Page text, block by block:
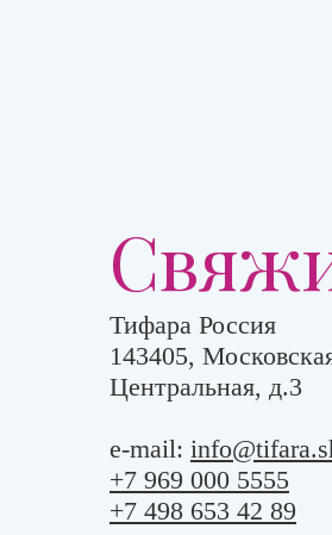
Тифара Россия
143405,
Центральная, д.3
e-mail:
+7 969 000 5555
+7 498 653 42 89